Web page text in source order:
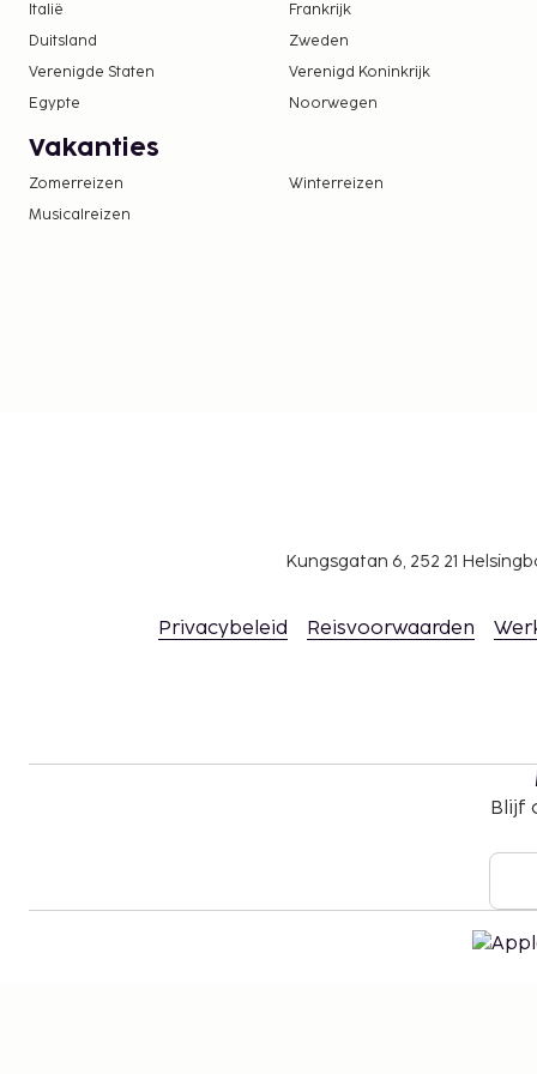
Borgsom: EUR 300 per accommodatie, per
De stad heft de volgende belasting: EUR 1.87
Deze belasting is niet van toepassing op
We hebben alle kosten vermeld die de
doorgegeven.
Toeslag voor parkeren in de buurt: EUR 93
Contacloos inchecken en contactloos
Italië
Frankrijk
Duitsland
Zweden
Verenigde Staten
Verenigd Koninkrijk
Egypte
Noorwegen
Vakanties
Zomerreizen Winterreizen
Musicalreizen
Kungsgatan 6, 252 21
Privacybeleid Reisvoorwaarden
Blijf